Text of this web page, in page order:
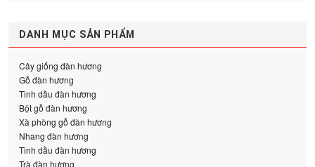
DANH MỤC SẢN PHẨM
Cây giống đàn hương
Gỗ đàn hương
Tinh dầu đàn hương
Bột gỗ đàn hương
Xà phòng gỗ đàn hương
Nhang đàn hương
Tinh dầu đàn hương
Trà đàn hương